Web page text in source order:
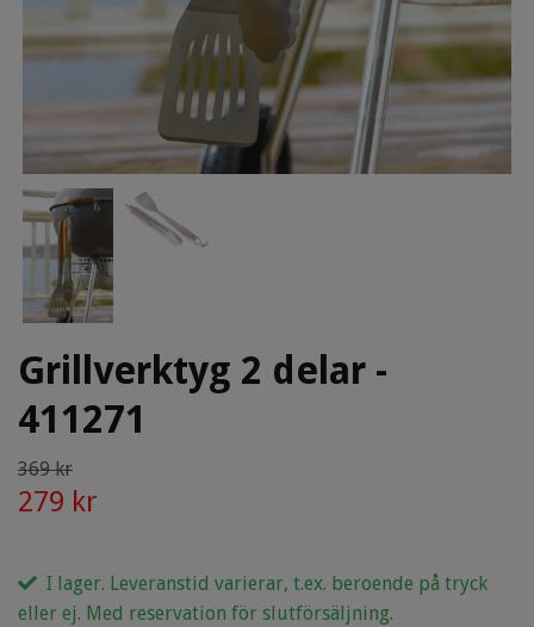
Grillverktyg 2 delar -
411271
369 kr
279 kr
I lager. Leveranstid varierar, t.ex. beroende på tryck
eller ej. Med reservation för slutförsäljning.